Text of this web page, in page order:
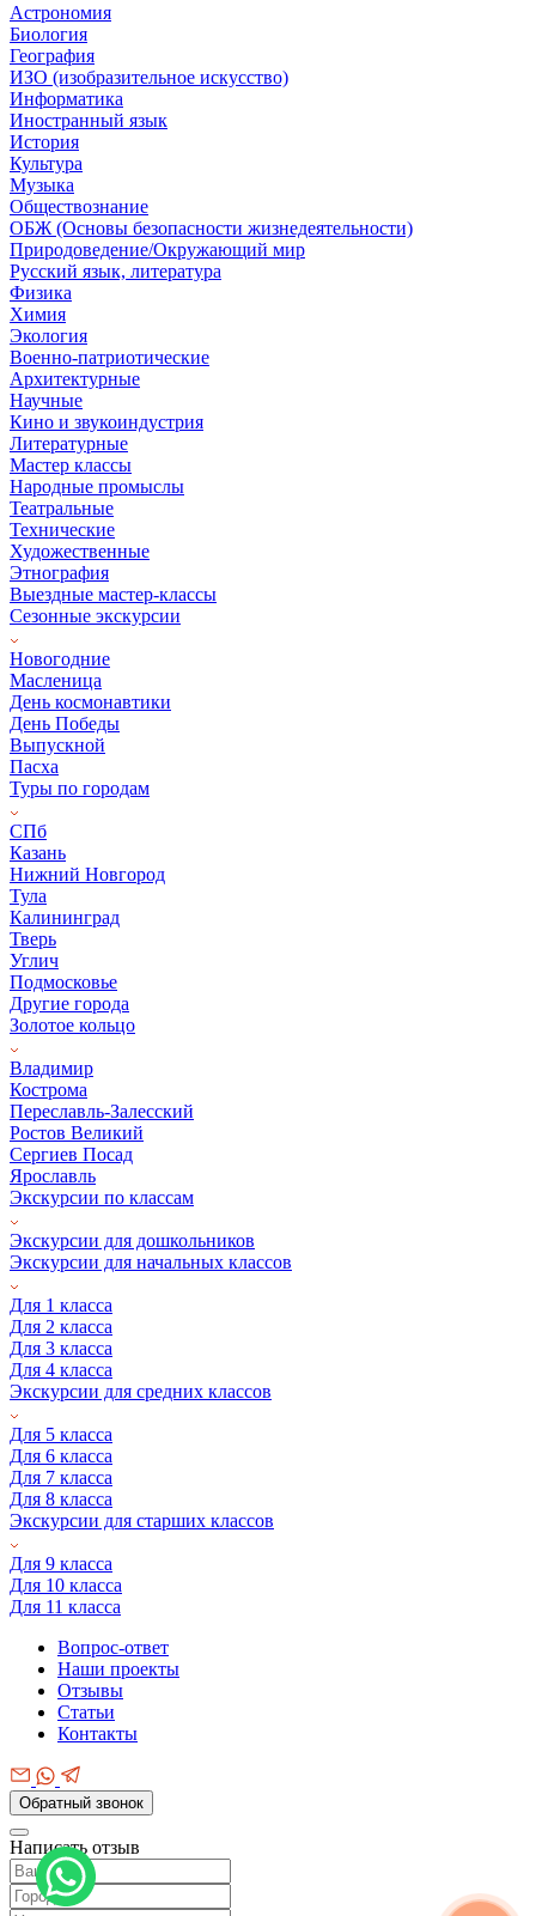
Астрономия
Биология
География
ИЗО (изобразительное искусство)
Информатика
Иностранный язык
История
Культура
Музыка
Обществознание
ОБЖ (Основы безопасности жизнедеятельности)
Природоведение/Окружающий мир
Русский язык, литература
Физика
Химия
Экология
Военно-патриотические
Архитектурные
Научные
Кино и звукоиндустрия
Литературные
Мастер классы
Народные промыслы
Театральные
Технические
Художественные
Этнография
Выездные мастер-классы
Сезонные экскурсии
Новогодние
Масленица
День космонавтики
День Победы
Выпускной
Пасха
Туры по городам
СПб
Казань
Нижний Новгород
Тула
Калининград
Тверь
Углич
Подмосковье
Другие города
Золотое кольцо
Владимир
Кострома
Переславль-Залесский
Ростов Великий
Сергиев Посад
Ярославль
Экскурсии по классам
Экскурсии для дошкольников
Экскурсии для начальных классов
Для 1 класса
Для 2 класса
Для 3 класса
Для 4 класса
Экскурсии для средних классов
Для 5 класса
Для 6 класса
Для 7 класса
Для 8 класса
Экскурсии для старших классов
Для 9 класса
Для 10 класса
Для 11 класса
Вопрос-ответ
Наши проекты
Отзывы
Статьи
Контакты
Обратный звонок
Написать отзыв